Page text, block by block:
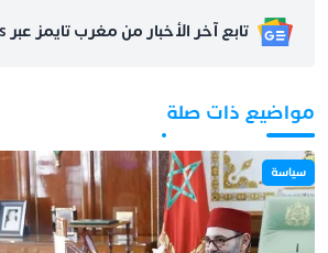
تابع آخر الأخبار من مغرب تايمز عبر Google News
مواضيع ذات صلة
سياسة